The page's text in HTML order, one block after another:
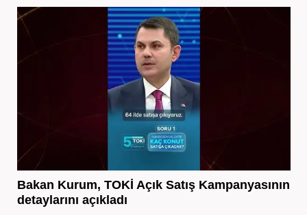
Bakan Kurum, TOKİ Açık Satış Kampanyasının
detaylarını açıkladı